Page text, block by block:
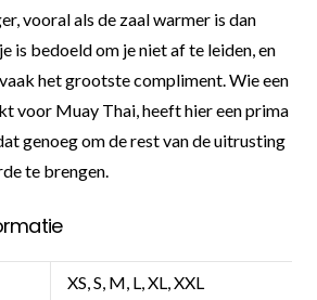
vooral als de zaal warmer is dan
is bedoeld om je niet af te leiden, en
het grootste compliment. Wie een
voor Muay Thai, heeft hier een prima
genoeg om de rest van de uitrusting
te brengen.
XS, S, M, L, XL, XXL